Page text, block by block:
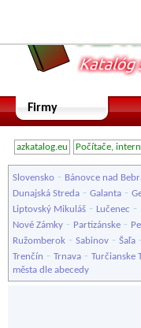
Firmy
azkatalog.eu Počítače,
Slovensko - Bánovce nad
Dunajská Streda - Galanta -
Liptovský Mikuláš - Lučenec -
Nové Zámky - Partizánske -
Ružomberok - Sabinov - Šaľa -
Trenčín - Trnava - Turčianske
města dle abecedy